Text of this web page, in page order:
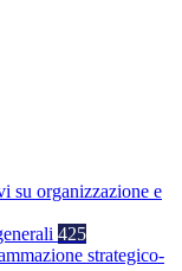
su organizzazione e
425
strategico-